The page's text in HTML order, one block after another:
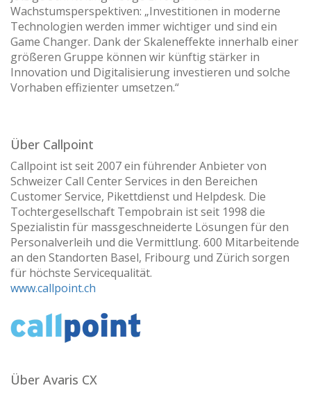
Wachstumsperspektiven: „Investitionen in moderne
Technologien werden immer wichtiger und sind ein
Game Changer. Dank der Skaleneffekte innerhalb einer
größeren Gruppe können wir künftig stärker in
Innovation und Digitalisierung investieren und solche
Vorhaben effizienter umsetzen.“
Über Callpoint
Callpoint ist seit 2007 ein führender Anbieter von
Schweizer Call Center Services in den Bereichen
Customer Service, Pikettdienst und Helpdesk. Die
Tochtergesellschaft Tempobrain ist seit 1998 die
Spezialistin für massgeschneiderte Lösungen für den
Personalverleih und die Vermittlung. 600 Mitarbeitende
an den Standorten Basel, Fribourg und Zürich sorgen
für höchste Servicequalität.
www.callpoint.ch
Über Avaris CX